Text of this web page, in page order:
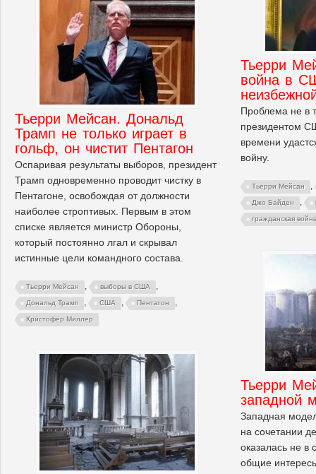
Тьерри
война в
Проблема не в
президентом
времени
войну.
Тьерри Мейсан ,
Джо Байден ,
гражданская
Тьерри Мейсан. Дональд
Трамп не только играет в
гольф, он чистит Пентагон
Оспаривая результаты выборов, президент
Трамп одновременно проводит чистку в
Пентагоне, освобождая от должности
наиболее строптивых. Первым в этом
списке является министр Обороны,
который постоянно лгал и скрывал
истинные цели командного состава.
Тьерри Мейсан , выборы в США ,
Дональд Трамп , США , Пентагон ,
Кристофер Миллер
Тьерри
западной
Западная
на сочетании
оказалась не в
общие